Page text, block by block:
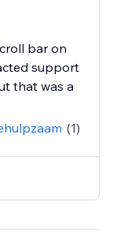
bar on
support
that was a
(1)